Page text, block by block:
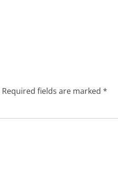
Required fields are marked *